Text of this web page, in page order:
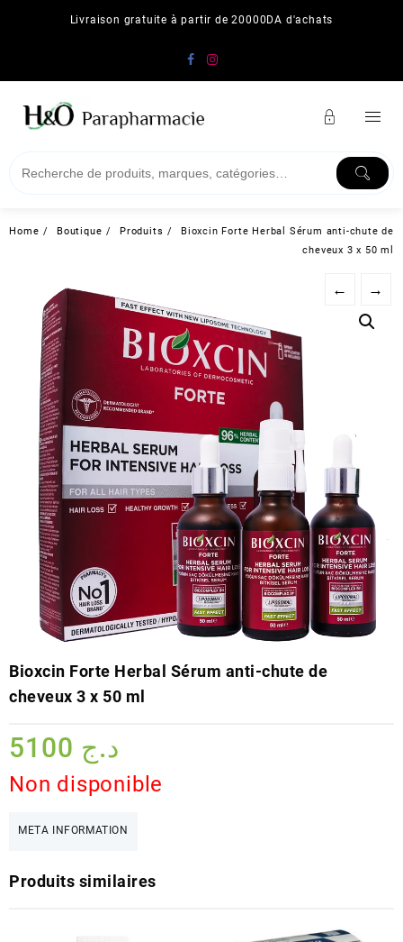
Livraison gratuite à partir de 20000DA d'achats
Home Boutique Produits
Bioxcin Forte Herbal Sérum anti-chute de
cheveux 3 x 50 ml
← →
Bioxcin Forte Herbal Sérum anti-chute de
cheveux 3 x 50 ml
د.ج
Non disponible
META INFORMATION
Produits similaires